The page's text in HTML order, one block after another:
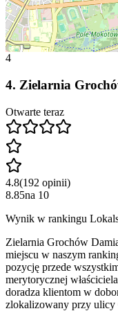
4
4. Zielarnia
Otwarte teraz
4.8(192 opinii)
8.85na 10
Wynik w rankingu
Zielarnia Grochów
miejscu w naszym
pozycję przede
merytorycznej
doradza klientom w
zlokalizowany przy ulicy